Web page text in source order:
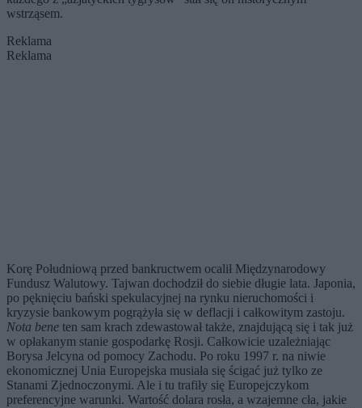
wstrząsem.
Reklama
Reklama
Korę Południową przed bankructwem ocalił Międzynarodowy
Fundusz Walutowy. Tajwan dochodził do siebie długie lata. Japonia,
po pęknięciu bański spekulacyjnej na rynku nieruchomości i
kryzysie bankowym pogrążyła się w deflacji i całkowitym zastoju.
Nota bene ten sam krach zdewastował także, znajdującą się i tak już
w opłakanym stanie gospodarkę Rosji. Całkowicie uzależniając
Borysa Jelcyna od pomocy Zachodu. Po roku 1997 r. na niwie
ekonomicznej Unia Europejska musiała się ścigać już tylko ze
Stanami Zjednoczonymi. Ale i tu trafiły się Europejczykom
preferencyjne warunki. Wartość dolara rosła, a wzajemne cła, jakie